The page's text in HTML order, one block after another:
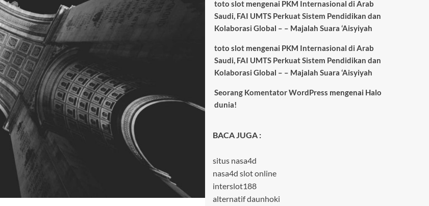
toto slotmengenai PKM Internasional di Arab
Saudi, FAI UMTS Perkuat Sistem Pendidikan dan
Kolaborasi Global – – Majalah Suara ‘Aisyiyah
toto slotmengenai PKM Internasional di Arab
Saudi, FAI UMTS Perkuat Sistem Pendidikan dan
Kolaborasi Global – – Majalah Suara ‘Aisyiyah
Seorang Komentator WordPress mengenai Halo
dunia!
BACA JUGA :
situs nasa4d
nasa4d slot online
interslot188
alternatif daunhoki